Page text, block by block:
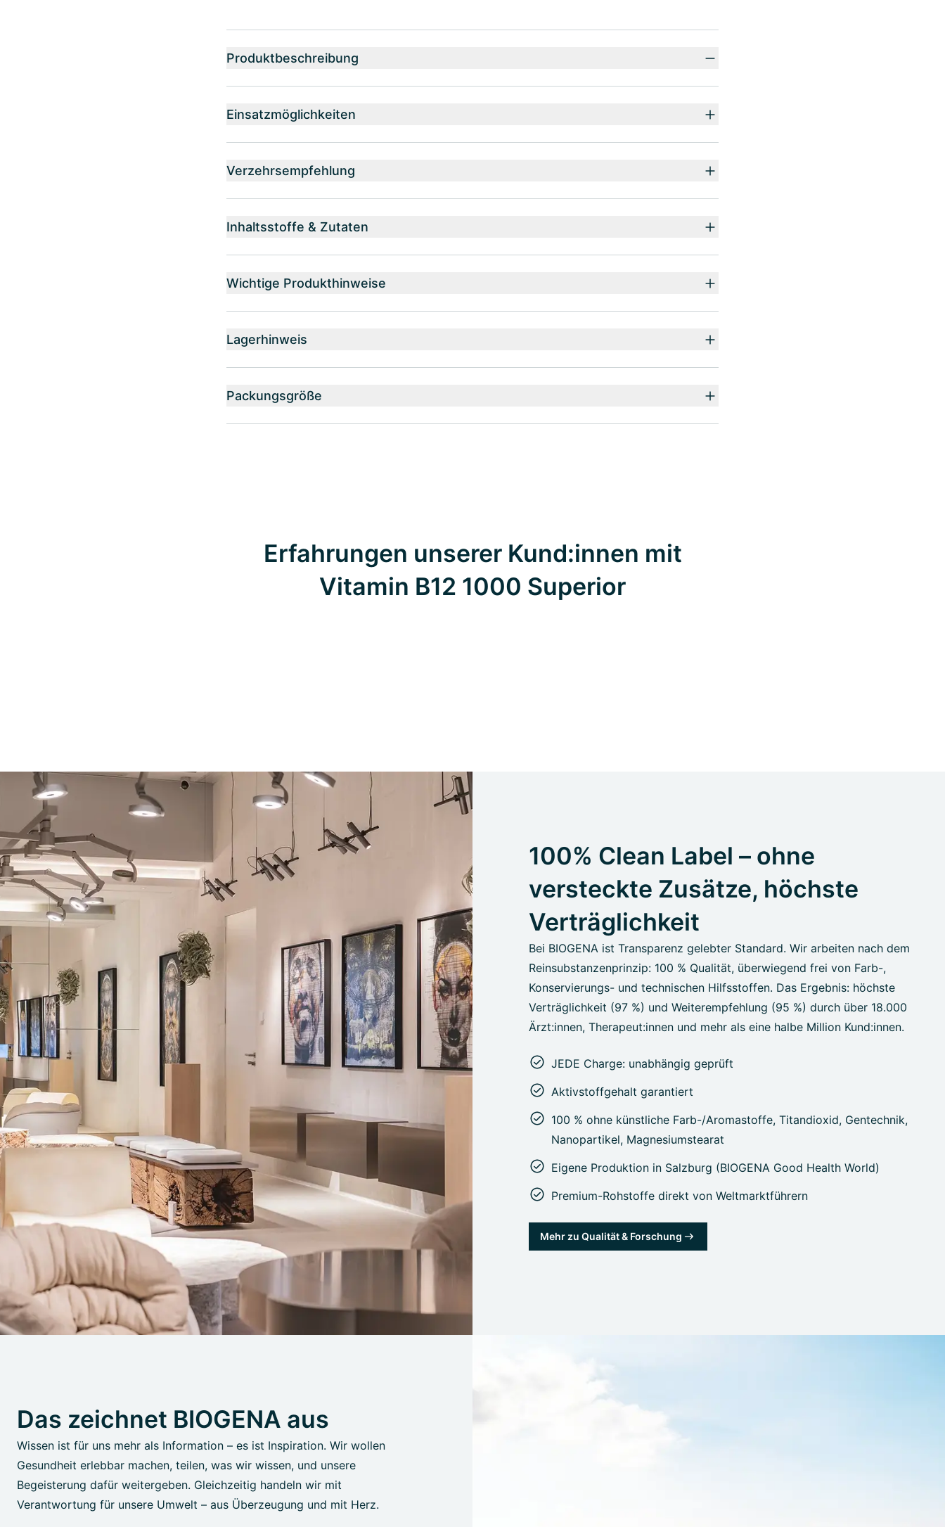
Produktbeschreibung
Einsatzmöglichkeiten
Verzehrsempfehlung
Inhaltsstoffe & Zutaten
Wichtige Produkthinweise
Lagerhinweis
Packungsgröße
Erfahrungen unserer Kund:innen mit
Vitamin B12 1000 Superior
100% Clean Label – ohne
versteckte Zusätze, höchste
Verträglichkeit
Bei BIOGENA ist Transparenz gelebter Standard. Wir arbeiten nach dem
Reinsubstanzenprinzip: 100 % Qualität, überwiegend frei von Farb-,
Konservierungs- und technischen Hilfsstoffen. Das Ergebnis: höchste
Verträglichkeit (97 %) und Weiterempfehlung (95 %) durch über 18.000
Ärzt:innen, Therapeut:innen und mehr als eine halbe Million Kund:innen.
JEDE Charge: unabhängig geprüft
Aktivstoffgehalt garantiert
100 % ohne künstliche Farb-/Aromastoffe, Titandioxid, Gentechnik,
Nanopartikel, Magnesiumstearat
Eigene Produktion in Salzburg (BIOGENA Good Health World)
Premium-Rohstoffe direkt von Weltmarktführern
Mehr zu Qualität & Forschung
Das zeichnet BIOGENA aus
Wissen ist für uns mehr als Information – es ist Inspiration. Wir wollen
Gesundheit erlebbar machen, teilen, was wir wissen, und unsere
Begeisterung dafür weitergeben. Gleichzeitig handeln wir mit
Verantwortung für unsere Umwelt – aus Überzeugung und mit Herz.